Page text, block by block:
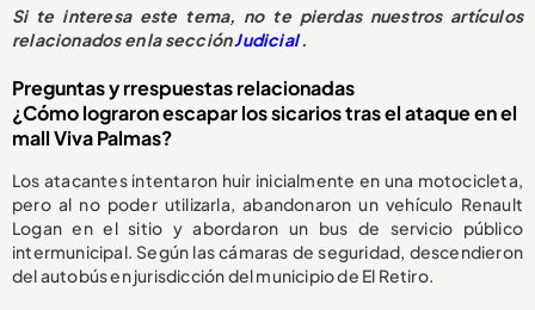
Si te interesa este tema, no te pierdas nuestros artículos
relacionados en la secciónJudicial.
Preguntas y rrespuestas relacionadas
¿Cómo lograron escapar los sicarios tras el ataque en el
mall Viva Palmas?
Los atacantes intentaron huir inicialmente en una motocicleta,
pero al no poder utilizarla, abandonaron un vehículo Renault
Logan en el sitio y abordaron un bus de servicio público
intermunicipal. Según las cámaras de seguridad, descendieron
del autobús en jurisdicción del municipio de El Retiro.